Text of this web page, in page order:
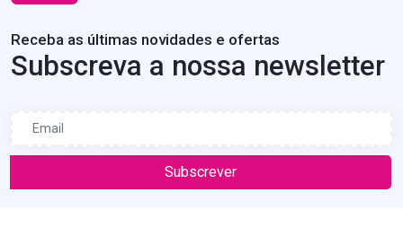
Receba as últimas novidades e ofertas
Subscreva a nossa newsletter
Subscrever